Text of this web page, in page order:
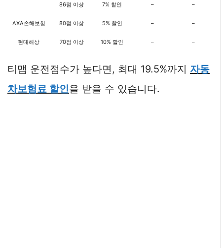
86점 이상 7% 할인 – –
AXA손해보험 80점 이상 5% 할인 – –
현대해상 70점 이상 10% 할인 – –
티맵 운전점수가 높다면, 최대 19.5%까지 자동
차보험료 할인을 받을 수 있습니다.